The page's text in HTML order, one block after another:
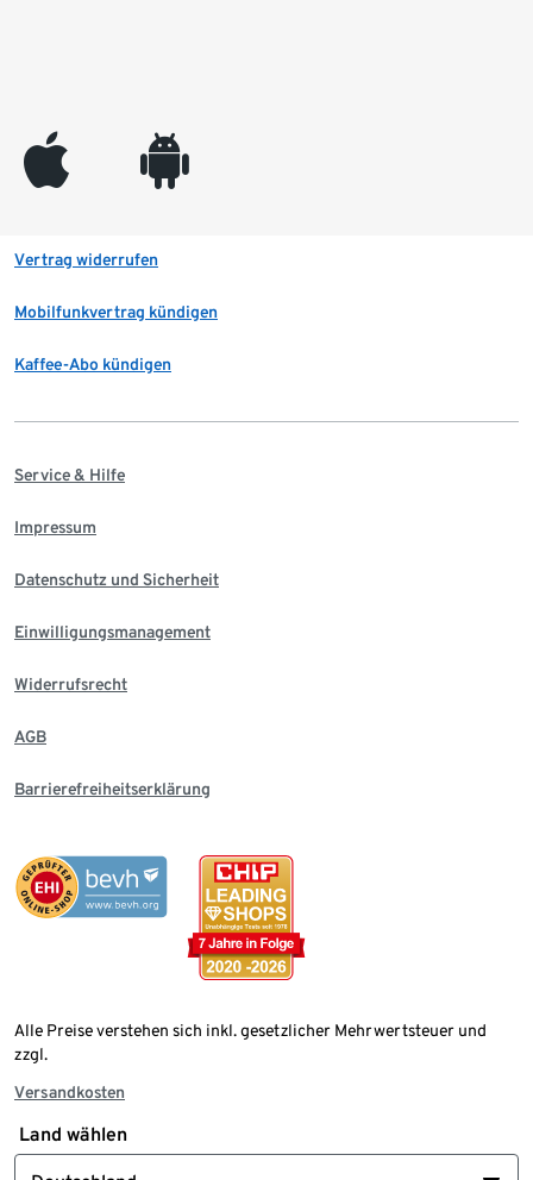
appleinc android
Vertrag widerrufen
Mobilfunkvertrag kündigen
Kaffee-Abo kündigen
Service & Hilfe
Impressum
Datenschutz und Sicherheit
Einwilligungsmanagement
Widerrufsrecht
AGB
Barrierefreiheitserklärung
Alle Preise verstehen sich inkl. gesetzlicher Mehrwertsteuer und
zzgl.
Versandkosten
Land wählen